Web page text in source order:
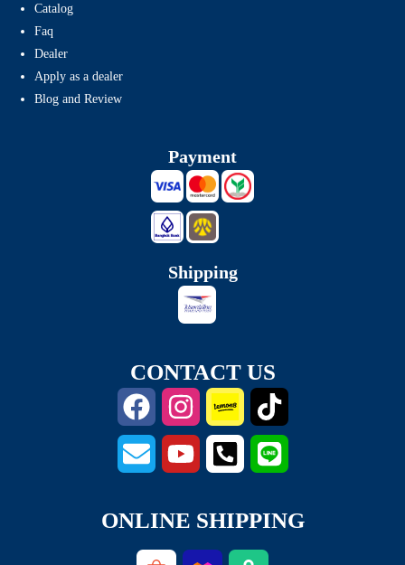
Catalog
Faq
Dealer
Apply as a dealer
Blog and Review
Payment
Shipping
CONTACT US
ONLINE SHIPPING